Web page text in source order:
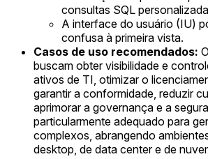
consultas SQL
A interface do usuário (IU)
confusa à primeira vista.
Casos de uso recomendados:
buscam obter visibilidade e
ativos de TI, otimizar o
garantir a conformidade, reduzir
aprimorar a governança e a
particularmente adequado para
complexos, abrangendo
desktop, de data center e de